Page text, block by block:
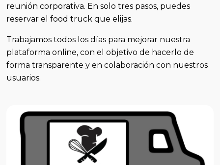
reunión corporativa. En solo tres pasos, puedes
reservar el food truck que elijas.
Trabajamos todos los días para mejorar nuestra
plataforma online, con el objetivo de hacerlo de
forma transparente y en colaboración con nuestros
usuarios.